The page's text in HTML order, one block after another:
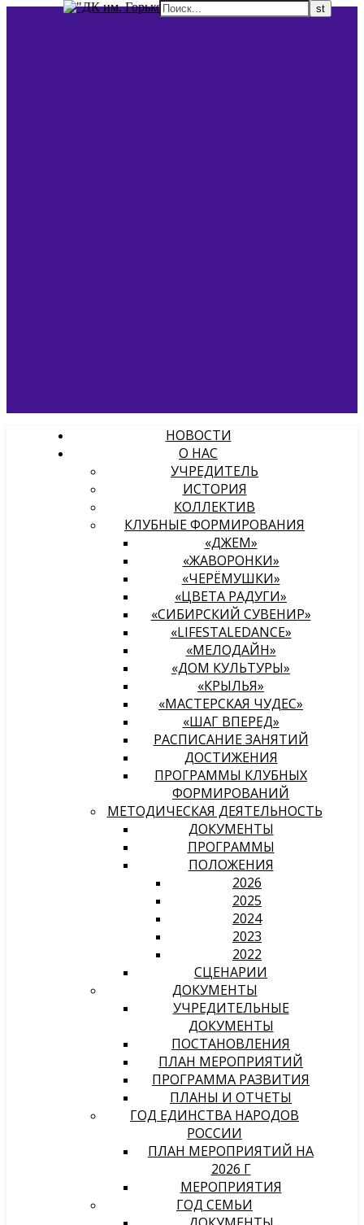
НОВОСТИ
О НАС
УЧРЕДИТЕЛЬ
ИСТОРИЯ
КОЛЛЕКТИВ
КЛУБНЫЕ ФОРМИРОВАНИЯ
«ДЖЕМ»
«ЖАВОРОНКИ»
«ЧЕРЁМУШКИ»
«ЦВЕТА РАДУГИ»
«СИБИРСКИЙ СУВЕНИР»
«LIFESTALEDANCE»
«МЕЛОДАЙН»
«ДОМ КУЛЬТУРЫ»
«КРЫЛЬЯ»
«МАСТЕРСКАЯ ЧУДЕС»
«ШАГ ВПЕРЕД»
РАСПИСАНИЕ ЗАНЯТИЙ
ДОСТИЖЕНИЯ
ПРОГРАММЫ КЛУБНЫХ
ФОРМИРОВАНИЙ
МЕТОДИЧЕСКАЯ ДЕЯТЕЛЬНОСТЬ
ДОКУМЕНТЫ
ПРОГРАММЫ
ПОЛОЖЕНИЯ
2026
2025
2024
2023
2022
СЦЕНАРИИ
ДОКУМЕНТЫ
УЧРЕДИТЕЛЬНЫЕ
ДОКУМЕНТЫ
ПОСТАНОВЛЕНИЯ
ПЛАН МЕРОПРИЯТИЙ
ПРОГРАММА РАЗВИТИЯ
ПЛАНЫ И ОТЧЕТЫ
ГОД ЕДИНСТВА НАРОДОВ
РОССИИ
ПЛАН МЕРОПРИЯТИЙ НА
2026 Г
МЕРОПРИЯТИЯ
ГОД СЕМЬИ